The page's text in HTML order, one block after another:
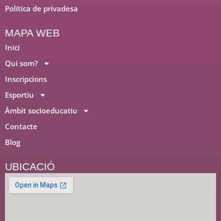
UBICACIÓ
Política de privadesa
MAPA WEB
Inici
Qui som?
Inscripcions
Esportiu
Àmbit socioeducatiu
Contacte
Blog